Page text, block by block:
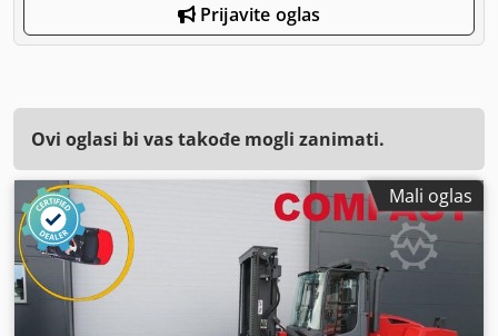
Prijavite oglas
Ovi oglasi bi vas takođe mogli zanimati.
Mali oglas